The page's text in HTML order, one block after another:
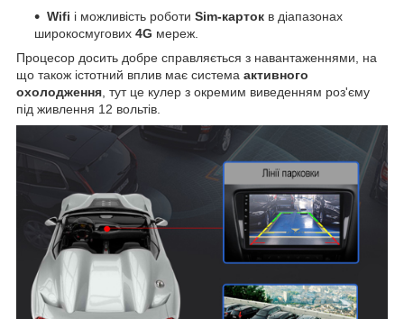
Wifi і можливість роботи Sim-карток в діапазонах
широкосмугових 4G мереж.
Процесор досить добре справляється з навантаженнями, на
що також істотний вплив має система активного
охолодження , тут це кулер з окремим виведенням роз'єму
під живлення 12 вольтів.